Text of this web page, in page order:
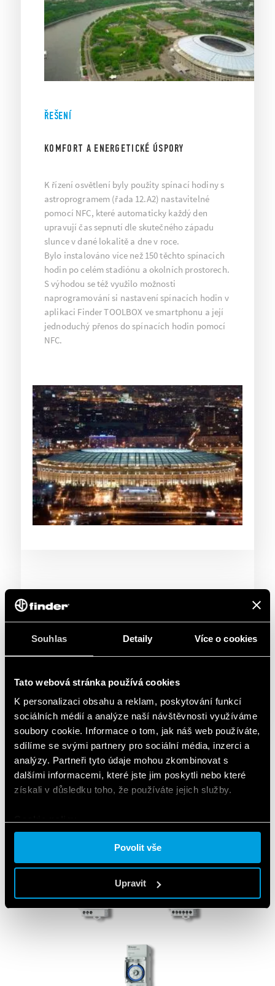
Souhlas Detaily Více o cookies
Tato webová stránka používá cookies
K personalizaci obsahu a reklam, poskytování funkcí
sociálních médií a analýze naší návštěvnosti využíváme
soubory cookie. Informace o tom, jak náš web používáte,
sdílíme se svými partnery pro sociální média, inzerci a
analýzy. Partneři tyto údaje mohou zkombinovat s
dalšími informacemi, které jste jim poskytli nebo které
získali v důsledku toho, že používáte jejich služby.
Povolit vše
Upravit
ŘEŠENÍ
KOMFORT A ENERGETICKÉ ÚSPORY
K řízení osvětlení byly použity spínací hodiny s
astroprogramem (řada 12.A2) nastavitelné
pomocí NFC, které automaticky každý den
upravují čas sepnutí dle skutečného západu
slunce v dané lokalitě a dne v roce.
Bylo instalováno více než 150 těchto spínacích
hodin po celém stadiónu a okolních prostorech.
S výhodou se též využilo možnosti
naprogramování si nastavení spínacích hodin v
aplikaci Finder TOOLBOX ve smartphonu a její
jednoduchý přenos do spínacích hodin pomocí
NFC.